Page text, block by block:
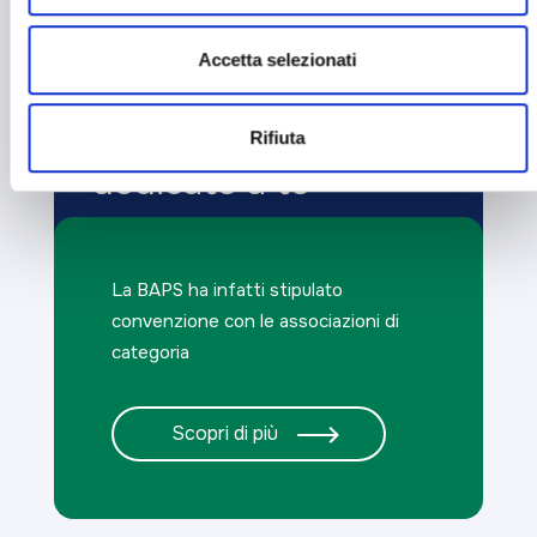
Accetta selezionati
Rifiuta
Sei un imprenditore?
Scopri le carte
dedicate a te
La BAPS ha infatti stipulato
convenzione con le associazioni di
categoria
Scopri di più